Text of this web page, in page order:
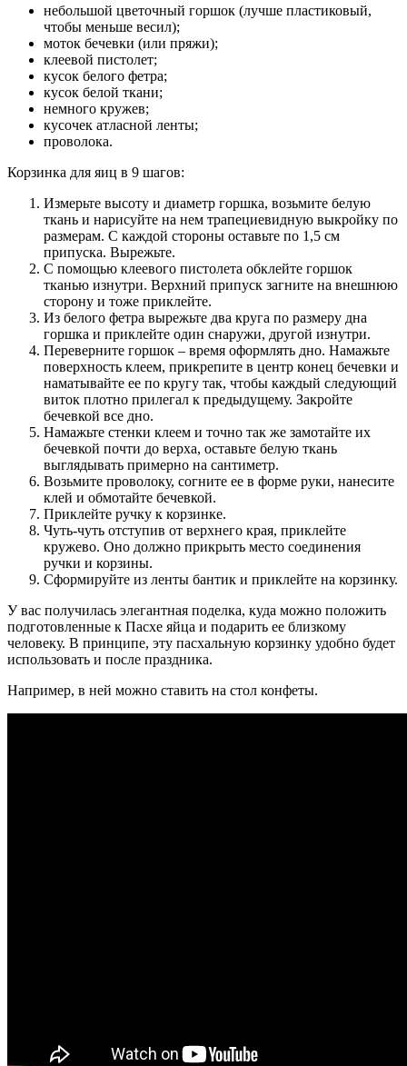
небольшой цветочный горшок (лучше пластиковый,
чтобы меньше весил);
моток бечевки (или пряжи);
клеевой пистолет;
кусок белого фетра;
кусок белой ткани;
немного кружев;
кусочек атласной ленты;
проволока.
Корзинка для яиц в 9 шагов:
Измерьте высоту и диаметр горшка, возьмите белую
ткань и нарисуйте на нем трапециевидную выкройку по
размерам. С каждой стороны оставьте по 1,5 см
припуска. Вырежьте.
С помощью клеевого пистолета обклейте горшок
тканью изнутри. Верхний припуск загните на внешнюю
сторону и тоже приклейте.
Из белого фетра вырежьте два круга по размеру дна
горшка и приклейте один снаружи, другой изнутри.
Переверните горшок – время оформлять дно. Намажьте
поверхность клеем, прикрепите в центр конец бечевки и
наматывайте ее по кругу так, чтобы каждый следующий
виток плотно прилегал к предыдущему. Закройте
бечевкой все дно.
Намажьте стенки клеем и точно так же замотайте их
бечевкой почти до верха, оставьте белую ткань
выглядывать примерно на сантиметр.
Возьмите проволоку, согните ее в форме руки, нанесите
клей и обмотайте бечевкой.
Приклейте ручку к корзинке.
Чуть-чуть отступив от верхнего края, приклейте
кружево. Оно должно прикрыть место соединения
ручки и корзины.
Сформируйте из ленты бантик и приклейте на корзинку.
У вас получилась элегантная поделка, куда можно положить
подготовленные к Пасхе яйца и подарить ее близкому
человеку. В принципе, эту пасхальную корзинку удобно будет
использовать и после праздника.
Например, в ней можно ставить на стол конфеты.